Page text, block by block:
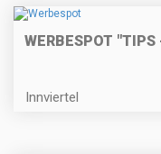
WERBESPOT
Innviertel